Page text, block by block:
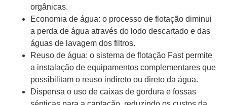
orgânicas.
Economia de água: o processo de flotação diminui
a perda de água através do lodo descartado e das
águas de lavagem dos filtros.
Reuso de água: o sistema de flotação Fast permite
a instalação de equipamentos complementares que
possibilitam o reuso indireto ou direto da água.
Dispensa o uso de caixas de gordura e fossas